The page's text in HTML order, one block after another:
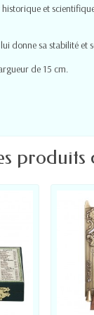
et
donne sa stabilité et
de 15 cm.
produits